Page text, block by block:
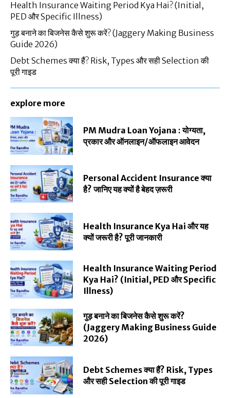
Health Insurance Waiting Period Kya Hai? (Initial,
PED और Specific Illness)
गुड़ बनाने का बिजनेस कैसे शुरू करें? (Jaggery Making Business
Guide 2026)
Debt Schemes क्या हैं? Risk, Types और सही Selection की
पूरी गाइड
explore more
PM Mudra Loan Yojana : योग्यता,
प्रकार और ऑनलाइन/ऑफलाइन आवेदन
Personal Accident Insurance क्या
है? जानिए यह क्यों है बेहद ज़रूरी
Health Insurance Kya Hai और यह
क्यों जरूरी है? पूरी जानकारी
Health Insurance Waiting Period
Kya Hai? (Initial, PED और Specific
Illness)
गुड़ बनाने का बिजनेस कैसे शुरू करें?
(Jaggery Making Business Guide
2026)
Debt Schemes क्या हैं? Risk, Types
और सही Selection की पूरी गाइड